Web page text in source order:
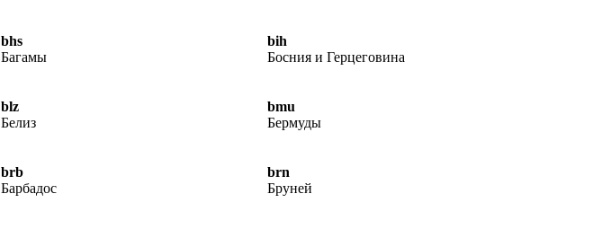
bhs
Багамы
bih
Босния и Герцеговина
blz
Белиз
bmu
Бермуды
brb
Барбадос
brn
Бруней